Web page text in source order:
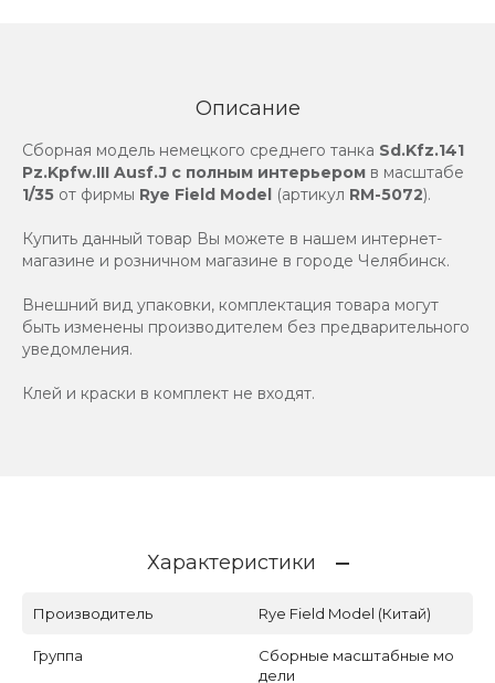
Описание
Сборная модель немецкого среднего танка Sd.Kfz.141
Pz.Kpfw.III Ausf.J с полным интерьером в масштабе
1/35 от фирмы Rye Field Model (артикул RM-5072).
Купить данный товар Вы можете в нашем интернет-
магазине и розничном магазине в городе Челябинск.
Внешний вид упаковки, комплектация товара могут
быть изменены производителем без предварительного
уведомления.
Клей и краски в комплект не входят.
Характеристики
Производитель Rye Field Model (Китай)
Группа
Сборные масштабные мо
дели